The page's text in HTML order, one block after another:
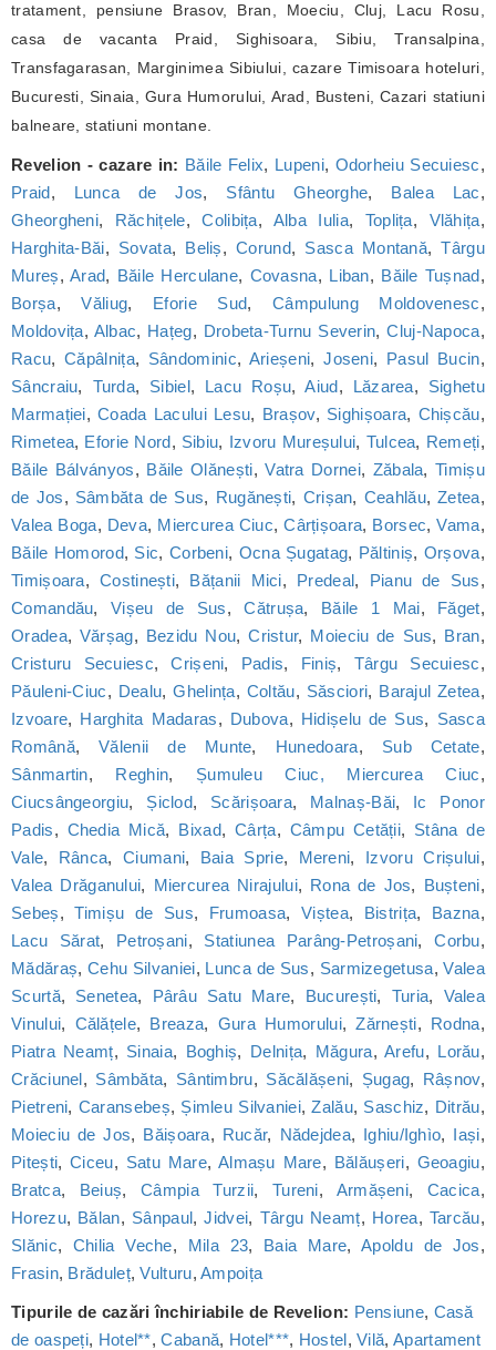
tratament, pensiune Brasov, Bran, Moeciu, Cluj, Lacu Rosu,
casa de vacanta Praid, Sighisoara, Sibiu, Transalpina,
Transfagarasan, Marginimea Sibiului, cazare Timisoara hoteluri,
Bucuresti, Sinaia, Gura Humorului, Arad, Busteni, Cazari statiuni
balneare, statiuni montane.
Revelion - cazare in: Băile Felix, Lupeni, Odorheiu Secuiesc,
Praid, Lunca de Jos, Sfântu Gheorghe, Balea Lac,
Gheorgheni, Răchițele,Colibița, Alba Iulia, Toplița, Vlăhița,
Harghita-Băi, Sovata, Beliș,Corund, Sasca Montană,Târgu
Mureș, Arad, Băile Herculane, Covasna, Liban, Băile Tușnad,
Borșa,Văliug, Eforie Sud,Câmpulung Moldovenesc,
Moldovița, Albac, Hațeg, Drobeta-Turnu Severin,Cluj-Napoca,
Racu,Căpâlnița, Sândominic, Arieșeni,Joseni, Pasul Bucin,
Sâncraiu, Turda, Sibiel, Lacu Roșu,Aiud, Lăzarea, Sighetu
Marmației,Coada Lacului Lesu, Brașov, Sighișoara, Chișcău,
Rimetea, Eforie Nord, Sibiu, Izvoru Mureșului, Tulcea, Remeți,
Băile Bálványos, Băile Olănești,Vatra Dornei, Zăbala,Timișu
de Jos, Sâmbăta de Sus, Rugănești, Crișan, Ceahlău,Zetea,
Valea Boga, Deva, Miercurea Ciuc,Cârțișoara, Borsec,Vama,
Băile Homorod, Sic, Corbeni, Ocna Șugatag, Păltiniș, Orșova,
Timișoara,Costinești, Bățanii Mici, Predeal, Pianu de Sus,
Comandău,Vișeu de Sus,Cătrușa, Băile 1 Mai, Făget,
Oradea, Vărșag, Bezidu Nou,Cristur, Moieciu de Sus, Bran,
Cristuru Secuiesc,Crișeni, Padis, Finiș, Târgu Secuiesc,
Păuleni-Ciuc, Dealu,Ghelința, Coltău, Săsciori, Barajul Zetea,
Izvoare, Harghita Madaras, Dubova, Hidișelu de Sus, Sasca
Română,Vălenii de Munte, Hunedoara, Sub Cetate,
Sânmartin, Reghin, Șumuleu Ciuc, Miercurea Ciuc,
Ciucsângeorgiu, Șiclod, Scărișoara, Malnaș-Băi, Ic Ponor
Padis, Chedia Mică, Bixad,Cârța, Câmpu Cetății, Stâna de
Vale, Rânca,Ciumani, Baia Sprie, Mereni, Izvoru Crișului,
Valea Drăganului, Miercurea Nirajului, Rona de Jos, Bușteni,
Sebeș,Timișu de Sus, Frumoasa,Viștea, Bistrița, Bazna,
Lacu Sărat, Petroșani, Statiunea Parâng-Petroșani,Corbu,
Mădăraș,Cehu Silvaniei, Lunca de Sus, Sarmizegetusa,Valea
Scurtă, Senetea, Pârâu Satu Mare, București, Turia, Valea
Vinului, Călățele, Breaza, Gura Humorului,Zărnești, Rodna,
Piatra Neamț, Sinaia, Boghiș, Delnița, Măgura,Arefu, Lorău,
Crăciunel, Sâmbăta, Sântimbru, Săcălășeni, Șugag, Râșnov,
Pietreni, Caransebeș, Șimleu Silvaniei,Zalău, Saschiz, Ditrău,
Moieciu de Jos, Băișoara, Rucăr, Nădejdea, Ighiu/Ighìo, Iași,
Pitești,Ciceu, Satu Mare, Almașu Mare, Bălăușeri, Geoagiu,
Bratca, Beiuș, Câmpia Turzii, Tureni, Armășeni, Cacica,
Horezu, Bălan, Sânpaul,Jidvei, Târgu Neamț, Horea, Tarcău,
Slănic, Chilia Veche, Mila 23, Baia Mare,Apoldu de Jos,
Frasin, Brăduleț,Vulturu,Ampoița
Tipurile de cazări închiriabile de Revelion: Pensiune, Casă
de oaspeți, Hotel**,Cabană, Hotel***, Hostel,Vilă, Apartament